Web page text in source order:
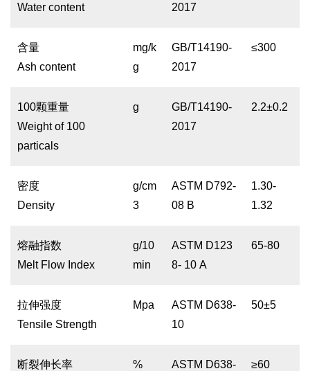
Water content
2017
含量
Ash content
mg/k
g
GB/T14190-
2017
≤300
100颗重量
Weight of 100
particals
g
GB/T14190-
2017
2.2±0.2
密度
Density
g/cm
3
ASTM D792-
08 B
1.30-
1.32
熔融指数
Melt Flow Index
g/10
min
ASTM D123
8- 10 A
65-80
拉伸强度
Tensile Strength
Mpa
ASTM D638-
10
50±5
断裂伸长率
%
ASTM D638-
≥60